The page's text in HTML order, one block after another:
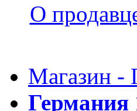
О
Магазин -
Германия